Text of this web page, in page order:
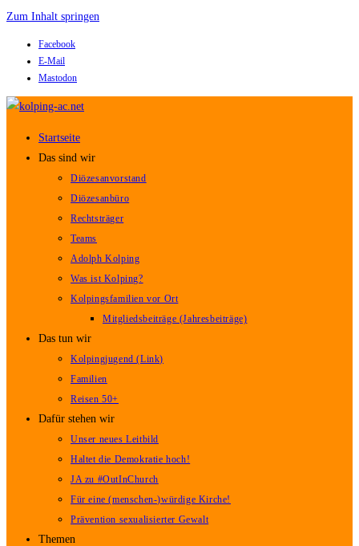
Zum Inhalt springen
Facebook
E-Mail
Mastodon
Startseite
Das sind wir
Diözesanvorstand
Diözesanbüro
Rechtsträger
Teams
Adolph Kolping
Was ist Kolping?
Kolpingsfamilien vor Ort
Mitgliedsbeiträge (Jahresbeiträge)
Das tun wir
Kolpingjugend (Link)
Familien
Reisen 50+
Dafür stehen wir
Unser neues Leitbild
Haltet die Demokratie hoch!
JA zu #OutInChurch
Für eine (menschen-)würdige Kirche!
Prävention sexualisierter Gewalt
Themen